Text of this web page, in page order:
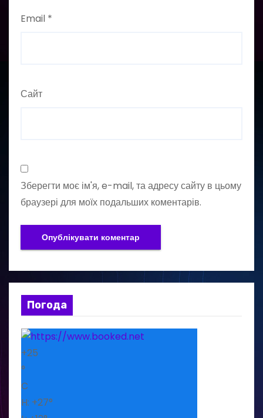
Email *
Сайт
Зберегти моє ім'я, e-mail, та адресу сайту в цьому
браузері для моїх подальших коментарів.
Погода
+25
°
C
H: +27°